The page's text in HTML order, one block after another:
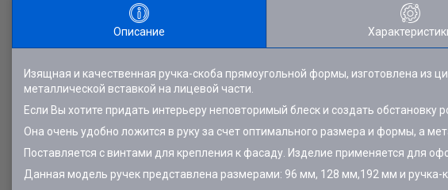
Описание
Изящная и качественная ручка-скоба прямоугольной формы, изготовлена из
металлической вставкой на лицевой части.
Если Вы хотите придать интерьеру неповторимый блеск и создать обстановку
Она очень удобно ложится в руку за счет оптимального размера и формы, а
Поставляется с винтами для крепления к фасаду. Изделие применяется для
Данная модель ручек представлена размерами: 96 мм, 128 мм,192 мм и ручка-